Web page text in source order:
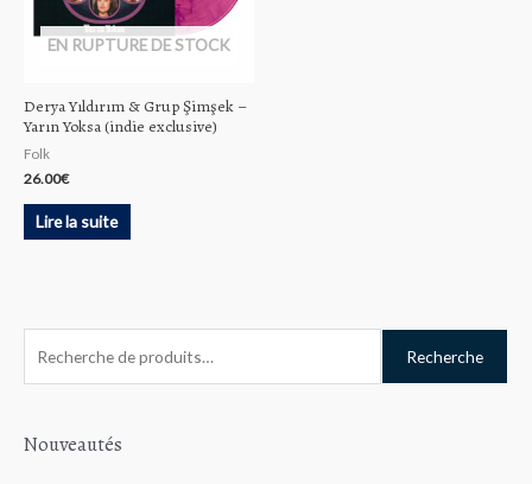
h
Recherche
Nouveautés
EN RUPTURE DE STOCK
Derya Yıldırım & Grup Şimşek –
Yarın Yoksa (indie exclusive)
Folk
26.00€
Lire la suite